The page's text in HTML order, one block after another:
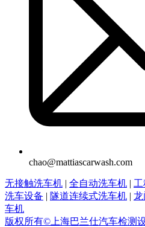
chao@mattiascarwash.com
无接触洗车机 | 全自动洗车机 |
洗车设备 | 隧道连续式洗车机 | 龙
车机
版权所有©上海巴兰仕汽车检测